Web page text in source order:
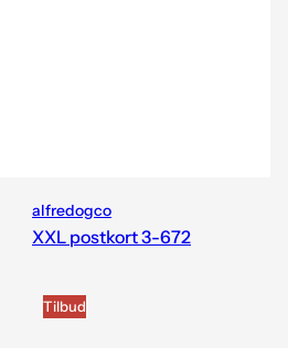
alfredogco
XXL postkort 3-672
Tilbud